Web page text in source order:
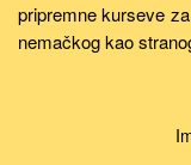
pripremne kurseve
nemačkog kao